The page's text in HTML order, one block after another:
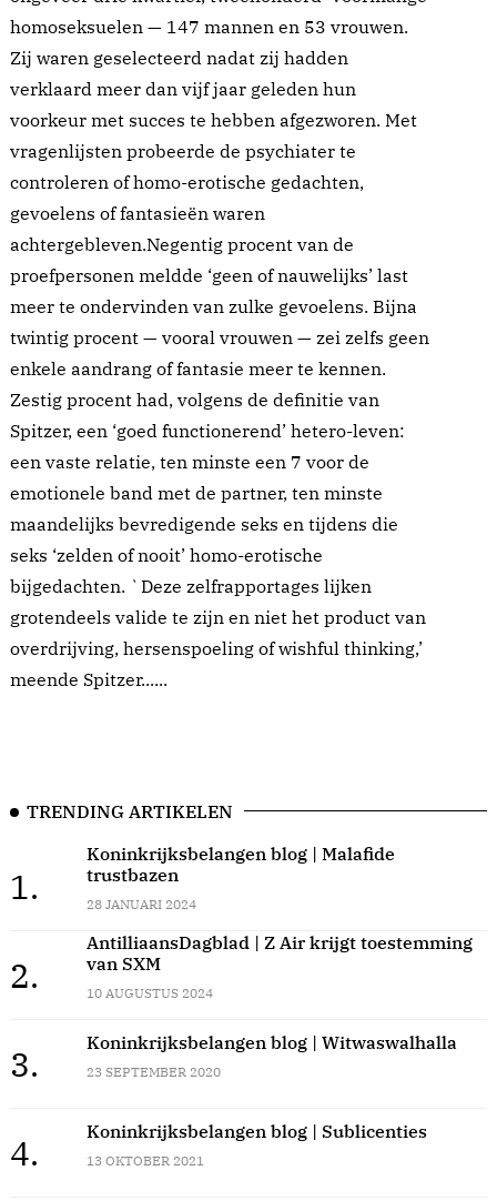
homoseksuelen — 147 mannen en 53 vrouwen.
Zij waren geselecteerd nadat zij hadden
verklaard meer dan vijf jaar geleden hun
voorkeur met succes te hebben afgezworen. Met
vragenlijsten probeerde de psychiater te
controleren of homo-erotische gedachten,
gevoelens of fantasieën waren
achtergebleven.Negentig procent van de
proefpersonen meldde ‘geen of nauwelijks’ last
meer te ondervinden van zulke gevoelens. Bijna
twintig procent — vooral vrouwen — zei zelfs geen
enkele aandrang of fantasie meer te kennen.
Zestig procent had, volgens de definitie van
Spitzer, een ‘goed functionerend’ hetero-leven:
een vaste relatie, ten minste een 7 voor de
emotionele band met de partner, ten minste
maandelijks bevredigende seks en tijdens die
seks ‘zelden of nooit’ homo-erotische
bijgedachten. `Deze zelfrapportages lijken
grotendeels valide te zijn en niet het product van
overdrijving, hersenspoeling of wishful thinking,’
meende Spitzer......
TRENDING ARTIKELEN
1.
Koninkrijksbelangen blog | Malafide
trustbazen
28 JANUARI 2024
2.
AntilliaansDagblad | Z Air krijgt toestemming
van SXM
10 AUGUSTUS 2024
3.
Koninkrijksbelangen blog | Witwaswalhalla
23 SEPTEMBER 2020
4.
Koninkrijksbelangen blog | Sublicenties
13 OKTOBER 2021